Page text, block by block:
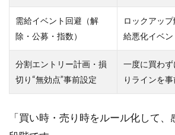
需給イベント回避（解
除・公募・指数）
ロックアッ
給悪化イベ
分割エントリー計画・損
切り“無効点”事前設定
一度に買わ
りラインを
「買い時・売り時をルール化して、